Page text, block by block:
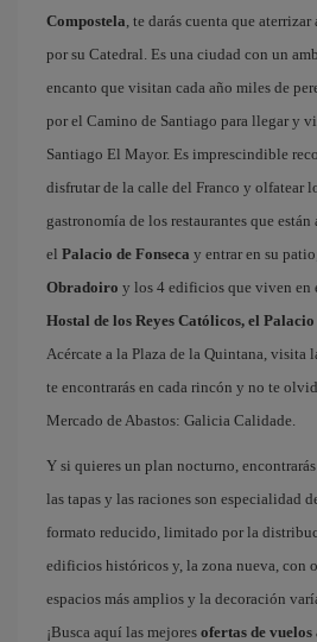
Compostela, te darás cuenta que
por su Catedral. Es una ciudad con un
encanto que visitan cada año miles de
por el Camino de Santiago para llegar y
Santiago El Mayor. Es imprescindible
disfrutar de la calle del Franco y olfatear
gastronomía de los restaurantes que están
el Palacio de Fonseca y entrar en su
Obradoiro y los 4 edificios que viven en
Hostal de los Reyes Católicos, el
Acércate a la Plaza de la Quintana, visita
te encontrarás en cada rincón y no te
Mercado de Abastos: Galicia Calidade.
Y si quieres un plan nocturno,
las tapas y las raciones son especialidad
formato reducido, limitado por la
edificios históricos y, la zona nueva, con
espacios más amplios y la decoración
¡Busca aquí las mejores ofertas de vuelos